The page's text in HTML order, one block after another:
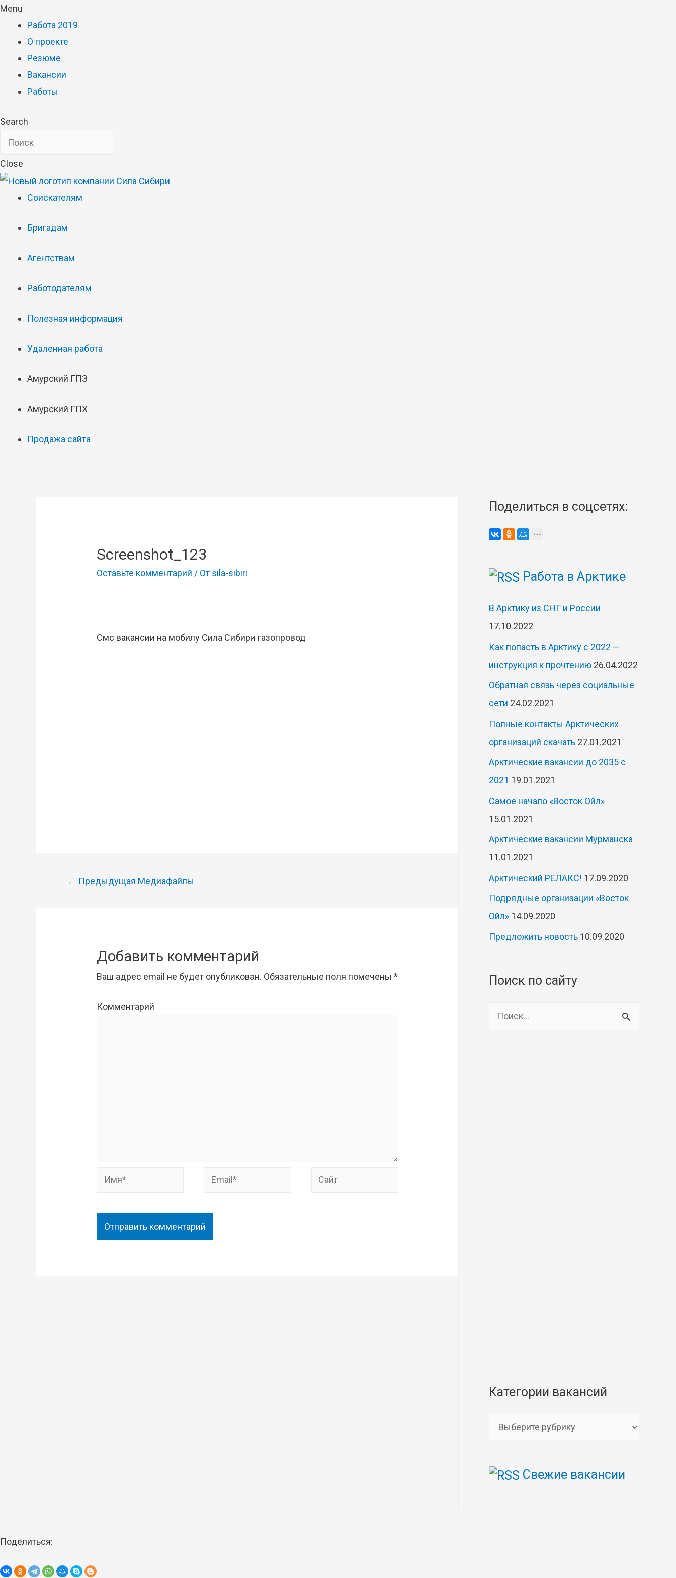
Menu
Работа 2019
О проекте
Резюме
Вакансии
Работы
Search
Close
Соискателям
Бригадам
Агентствам
Работодателям
Полезная информация
Удаленная работа
Амурский ГПЗ
Амурский ГПХ
Продажа сайта
Screenshot_123
Оставьте комментарий / От sila-sibiri
Смс вакансии на мобилу Сила Сибири газопровод
Навигация
← Предыдущая Медиафайлы
Добавить комментарий
Ваш адрес email не будет опубликован. Обязательные поля помечены*
Комментарий
Имя* Email* Сайт
Поделиться в соцсетях:
Работа в Арктике
В Арктику из СНГ и России
17.10.2022
Как попасть в Арктику с 2022 —
инструкция к прочтению 26.04.2022
Обратная связь через социальные
сети 24.02.2021
Полные контакты Арктических
организаций скачать 27.01.2021
Арктические вакансии до 2035 с
2021 19.01.2021
Самое начало «Восток Ойл»
15.01.2021
Арктические вакансии Мурманска
11.01.2021
Арктический РЕЛАКС! 17.09.2020
Подрядные организации «Восток
Ойл» 14.09.2020
Предложить новость 10.09.2020
Поиск по сайту
Категории вакансий
е
Свежие вакансии
Поделиться: